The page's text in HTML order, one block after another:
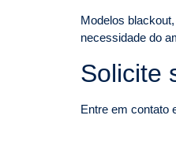
Modelos
necessidade do
Solicite
Entre em contato